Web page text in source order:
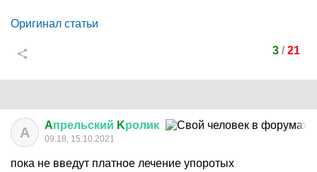
Оригинал статьи
3 / 21
A Aпрельский Kролик
09:18, 15.10.2021
пока не введут платное лечение упоротых